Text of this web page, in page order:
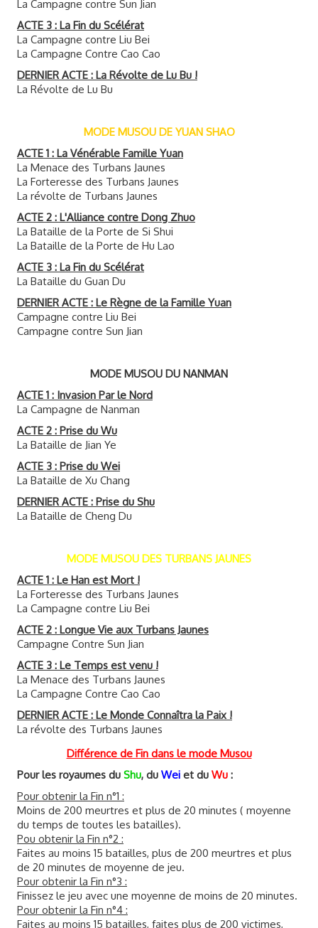
La Campagne contre Sun Jian
ACTE 3 : La Fin du Scélérat
La Campagne contre Liu Bei
La Campagne Contre Cao Cao
DERNIER ACTE : La Révolte de Lu Bu !
La Révolte de Lu Bu
MODE MUSOU DE YUAN SHAO
ACTE 1 : La Vénérable Famille Yuan
La Menace des Turbans Jaunes
La Forteresse des Turbans Jaunes
La révolte de Turbans Jaunes
ACTE 2 : L'Alliance contre Dong Zhuo
La Bataille de la Porte de Si Shui
La Bataille de la Porte de Hu Lao
ACTE 3 : La Fin du Scélérat
La Bataille du Guan Du
DERNIER ACTE : Le Règne de la Famille Yuan
Campagne contre Liu Bei
Campagne contre Sun Jian
MODE MUSOU DU NANMAN
ACTE 1 : Invasion Par le Nord
La Campagne de Nanman
ACTE 2 : Prise du Wu
La Bataille de Jian Ye
ACTE 3 : Prise du Wei
La Bataille de Xu Chang
DERNIER ACTE : Prise du Shu
La Bataille de Cheng Du
MODE MUSOU DES TURBANS JAUNES
ACTE 1 : Le Han est Mort !
La Forteresse des Turbans Jaunes
La Campagne contre Liu Bei
ACTE 2 : Longue Vie aux Turbans Jaunes
Campagne Contre Sun Jian
ACTE 3 : Le Temps est venu !
La Menace des Turbans Jaunes
La Campagne Contre Cao Cao
DERNIER ACTE : Le Monde Connaîtra la Paix !
La révolte des Turbans Jaunes
Différence de Fin dans le mode Musou
Pour les royaumes du Shu, du Wei et du Wu :
Pour obtenir la Fin n°1 :
Moins de 200 meurtres et plus de 20 minutes ( moyenne
du temps de toutes les batailles).
Pou obtenir la Fin n°2 :
Faites au moins 15 batailles, plus de 200 meurtres et plus
de 20 minutes de moyenne de jeu.
Pour obtenir la Fin n°3 :
Finissez le jeu avec une moyenne de moins de 20 minutes.
Pour obtenir la Fin n°4 :
Faites au moins 15 batailles, faites plus de 200 victimes,